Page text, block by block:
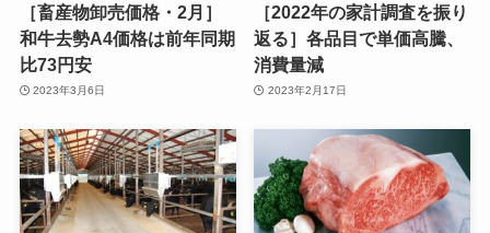
［畜産物卸売価格・2月］
和牛去勢A4価格は前年同期
比73円安
2023年3月6日
［2022年の家計調査を振り
返る］各品目で単価高騰、
消費量減
2023年2月17日